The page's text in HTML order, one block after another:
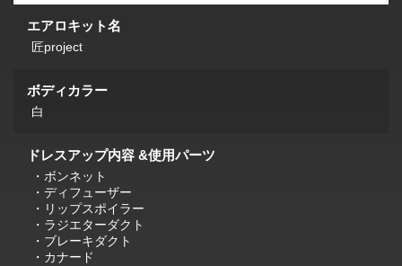
エアロキット名
匠project
ボディカラー
白
ドレスアップ内容 &使用パーツ
・ボンネット
・ディフューザー
・リップスポイラー
・ラジエターダクト
・ブレーキダクト
・カナード